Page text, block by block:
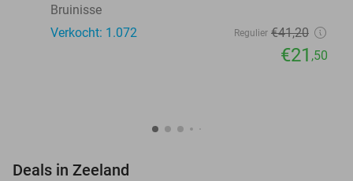
Bruinisse
Verkocht: 1.072
Regulier €41,20
€21 ,50
Deals in Zeeland